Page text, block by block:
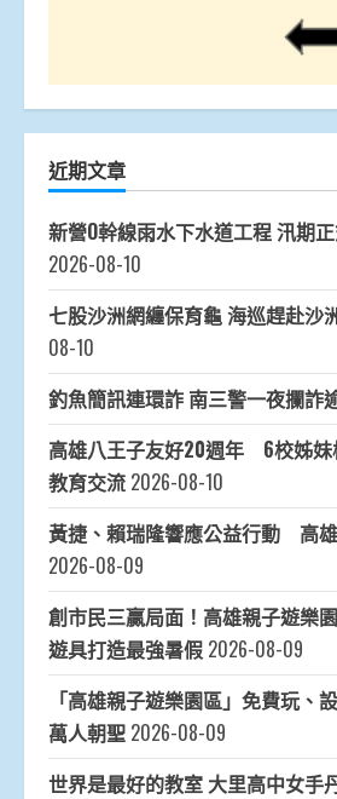
近期文章
新營O幹線雨水下水道工程 汛期
2026-08-10
七股沙洲網纏保育龜 海巡趕赴沙
08-10
釣魚簡訊連環詐 南三警一夜攔詐
高雄八王子友好20週年 6校姊妹
教育交流 2026-08-10
黃捷、賴瑞隆響應公益行動 高
2026-08-09
創市民三贏局面！高雄親子遊樂
遊具打造最強暑假 2026-08-09
「高雄親子遊樂園區」免費玩
萬人朝聖 2026-08-09
世界是最好的教室 大里高中女手